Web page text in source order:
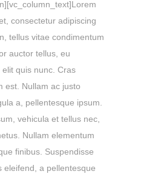
consectetur adipiscing
tellus vitae condimentum
auctor tellus, eu
quis nunc. Cras
est. Nullam ac justo
a, pellentesque ipsum.
vehicula et tellus nec,
Nullam elementum
finibus. Suspendisse
eleifend, a pellentesque